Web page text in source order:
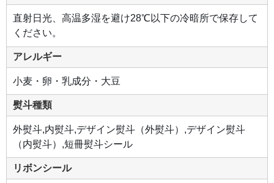
直射日光、高温多湿を避け28℃以下の冷暗所で保存して
ください。
アレルギー
小麦・卵・乳成分・大豆
熨斗種類
外熨斗,内熨斗,デザイン熨斗（外熨斗）,デザイン熨斗
（内熨斗）,短冊熨斗シール
リボンシール